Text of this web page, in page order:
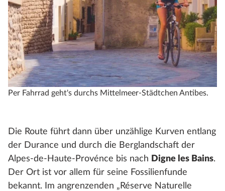
Per Fahrrad geht's durchs Mittelmeer-Städtchen Antibes.
Die Route führt dann über unzählige Kurven entlang
der Durance und durch die Berglandschaft der
Alpes-de-Haute-Provénce bis nach Digne les Bains.
Der Ort ist vor allem für seine Fossilienfunde
bekannt. Im angrenzenden „Réserve Naturelle